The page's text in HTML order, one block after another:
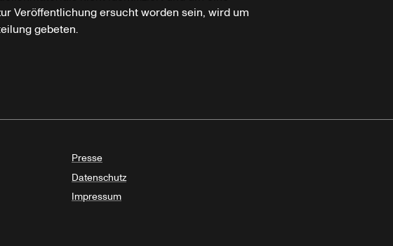
Veröffentlichung ersucht worden sein, wird um
gebeten.
Presse
Datenschutz
Impressum